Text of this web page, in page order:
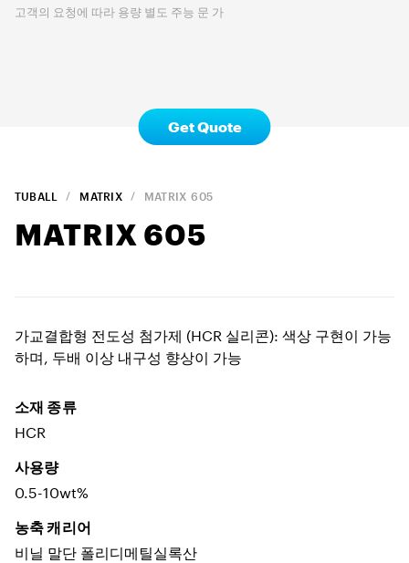
고객의 요청에 따라 용량 별도 주능 문 가
TUBALL MATRIX MATRIX 605
MATRIX 605
Get Quote
가교결합형 전도성 첨가제 (HCR 실리콘): 색상 구현이 가능
하며, 두배 이상 내구성 향상이 가능
소재 종류
HCR
사용량
0.5-10wt%
농축 캐리어
비닐 말단 폴리디메틸실록산